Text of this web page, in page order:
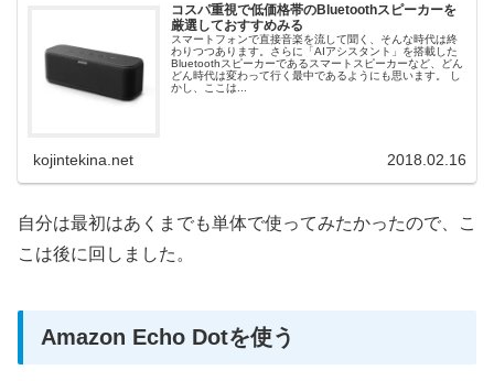
コスパ重視で低価格帯のBluetoothスピーカーを
厳選しておすすめみる
スマートフォンで直接音楽を流して聞く、そんな時代は終
わりつつあります。さらに「AIアシスタント」を搭載した
Bluetoothスピーカーであるスマートスピーカーなど、どん
どん時代は変わって行く最中であるようにも思います。 し
かし、ここは...
kojintekina.net 2018.02.16
自分は最初はあくまでも単体で使ってみたかったので、こ
こは後に回しました。
Amazon Echo Dotを使う